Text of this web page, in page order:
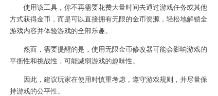
使用该工具，你不再需要花费大量时间去通过游戏任务或其他
方式获得金币，而是可以直接拥有无限的金币资源，轻松地解锁全
游戏内容并体验游戏的全部乐趣。
然而，需要提醒的是，使用无限金币修改器可能会影响游戏的
平衡性和挑战性，可能减弱游戏的趣味性。
因此，建议玩家在使用时慎重考虑，遵守游戏规则，并尽量保
持游戏的公平性。